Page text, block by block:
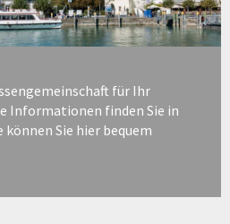
für Ihr
Informationen finden Sie in
Sie hier bequem